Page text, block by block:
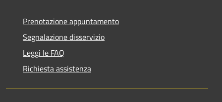
Prenotazione appuntamento
Segnalazione disservizio
Leggi le FAQ
Richiesta assistenza